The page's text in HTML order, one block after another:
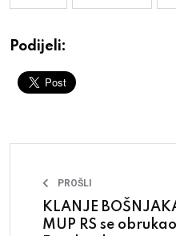
Podijeli:
PROŠLI
KLANJE
MUP RS se